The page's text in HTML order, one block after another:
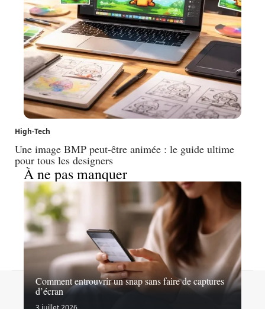
High-Tech
Une image BMP peut-être animée : le guide ultime
pour tous les designers
À ne pas manquer
Comment entrouvrir un snap sans faire de captures
d’écranContact Mentions légales Sitemap